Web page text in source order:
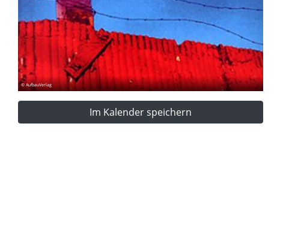
© AufbauVerlag
Im Kalender speichern